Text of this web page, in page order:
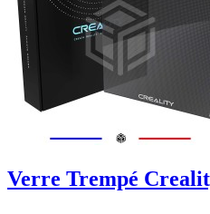
Verre Trempé